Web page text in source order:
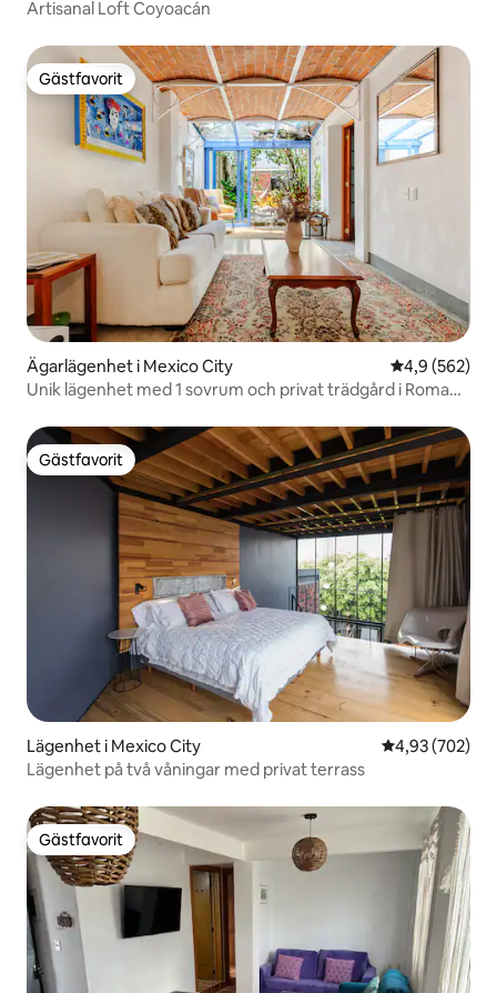
Artisanal Loft Coyoacán
Gästfavorit
Gästfavorit
Ägarlägenhet i Mexico City 4,9 av 5 i
4,9 (562)
Unik lägenhet med 1 sovrum och privat trädgård i Roma
Gästfavorit
Gästfavorit
Lägenhet i Mexico City 4,93 av 5 i
4,93 (702)
Lägenhet på två våningar med privat terrass
Gästfavorit
Gästfavorit